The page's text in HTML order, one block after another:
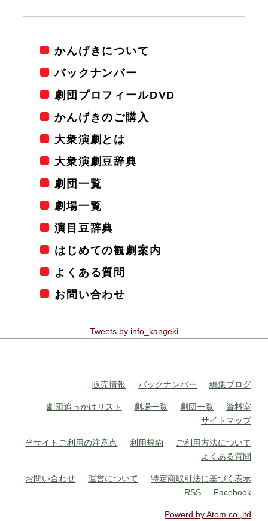
かんげきについて
バックナンバー
劇団プロフィールDVD
かんげきのご購入
大衆演劇とは
大衆演劇豆辞典
劇団一覧
劇場一覧
演目豆辞典
はじめての観劇案内
よくある質問
お問い合わせ
Tweets by info_kangeki
販売情報 バックナンバー 編集ブログ
劇団追っかけリスト 劇場一覧 劇団一覧
資料室
サイトマップ
当サイトご利用の注意点 利用規約
ご利用方法について
よくある質問
お問い合わせ 運営について
特定商取引法に基づく表示
RSS
Facebook
Powerd by Atom co.,ltd